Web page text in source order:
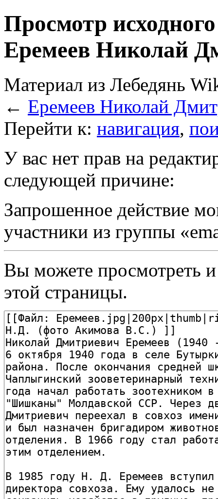
Просмотр
Еремеев Николай
Материал из Лебедянь
← Еремеев Николай
Перейти к: навигация,
У вас нет прав на
следующей причине:
Запрошенное действие
участники из группы
Вы можете просмотреть и
этой страницы.